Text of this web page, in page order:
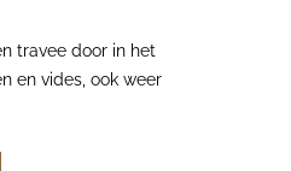
travee door in het
en vides, ook weer